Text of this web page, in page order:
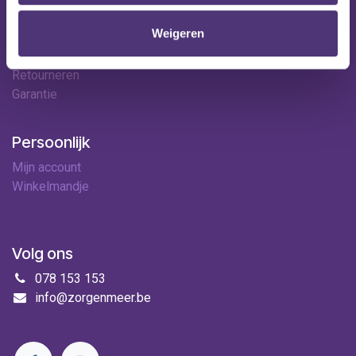
Weigeren
Contact
Betaalopties
Retourneren
Garantie
Persoonlijk
Mijn account
Winkelmandje
Volg ons
078 153 153
info@zorgenmeer.be